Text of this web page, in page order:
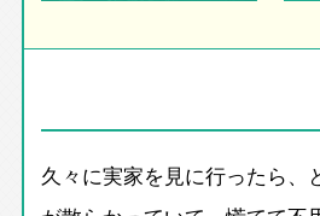
久々に実家を見に行ったら、